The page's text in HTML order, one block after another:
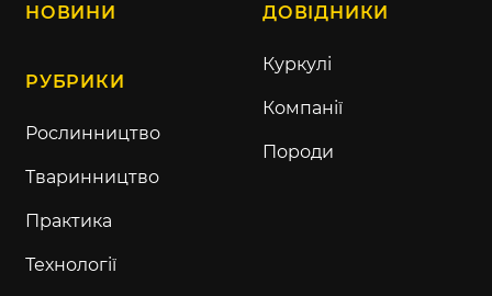
НОВИНИ
РУБРИКИ
Рослинництво
Тваринництво
Практика
Технології
ДОВІДНИКИ
Куркулі
Компанії
Породи